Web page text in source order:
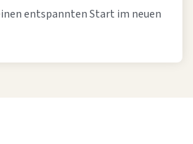
entspannten Start im neuen